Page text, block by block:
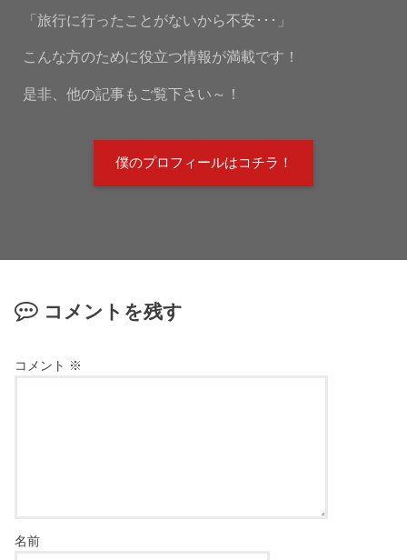
「旅行に行ったことがないから不安･･･」
こんな方のために役立つ情報が満載です！
是非、他の記事もご覧下さい～！
僕のプロフィールはコチラ！
コメントを残す
コメント ※
名前